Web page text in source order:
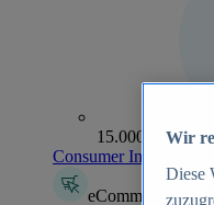
15.000+ Marken
Consumer Insights
eCommerce
Wir
Diese